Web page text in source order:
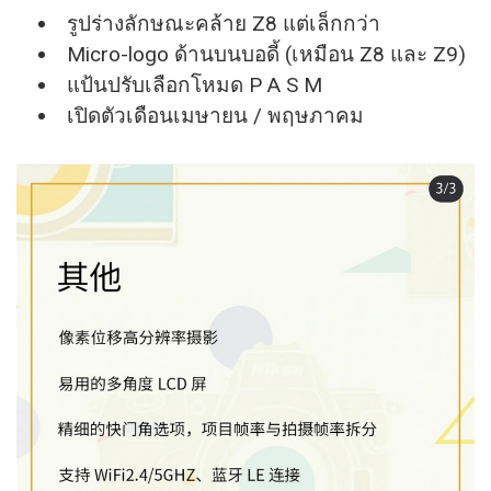
รูปร่างลักษณะคล้าย Z8 แต่เล็กกว่า
Micro-logo ด้านบนบอดี้ (เหมือน Z8 และ Z9)
แป้นปรับเลือกโหมด P A S M
เปิดตัวเดือนเมษายน / พฤษภาคม